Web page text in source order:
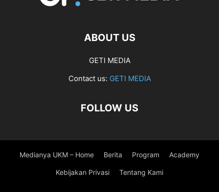
ABOUT US
GETI MEDIA
Contact us: GETI MEDIA
FOLLOW US
Medianya UKM – Home Berita Program Academy
Kebijakan Privasi Tentang Kami